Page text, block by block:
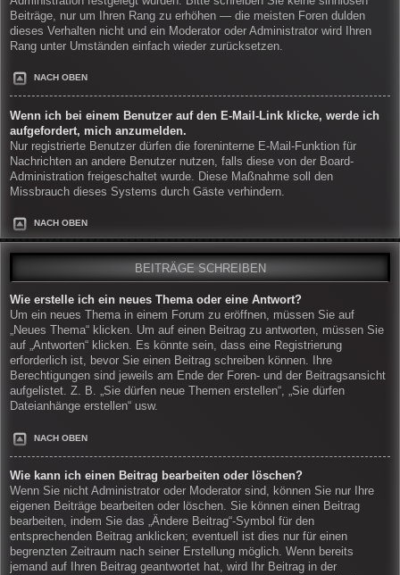
Beiträge, nur um Ihren Rang zu erhöhen — die meisten Foren dulden
dieses Verhalten nicht und ein Moderator oder Administrator wird Ihren
Rang unter Umständen einfach wieder zurücksetzen.
NACH OBEN
Wenn ich bei einem Benutzer auf den E-Mail-Link klicke, werde ich
aufgefordert, mich anzumelden.
Nur registrierte Benutzer dürfen die foreninterne E-Mail-Funktion für
Nachrichten an andere Benutzer nutzen, falls diese von der Board-
Administration freigeschaltet wurde. Diese Maßnahme soll den
Missbrauch dieses Systems durch Gäste verhindern.
NACH OBEN
BEITRÄGE SCHREIBEN
Wie erstelle ich ein neues Thema oder eine Antwort?
Um ein neues Thema in einem Forum zu eröffnen, müssen Sie auf
„Neues Thema“ klicken. Um auf einen Beitrag zu antworten, müssen Sie
auf „Antworten“ klicken. Es könnte sein, dass eine Registrierung
erforderlich ist, bevor Sie einen Beitrag schreiben können. Ihre
Berechtigungen sind jeweils am Ende der Foren- und der Beitragsansicht
aufgelistet. Z. B. „Sie dürfen neue Themen erstellen“, „Sie dürfen
Dateianhänge erstellen“ usw.
NACH OBEN
Wie kann ich einen Beitrag bearbeiten oder löschen?
Wenn Sie nicht Administrator oder Moderator sind, können Sie nur Ihre
eigenen Beiträge bearbeiten oder löschen. Sie können einen Beitrag
bearbeiten, indem Sie das „Ändere Beitrag“-Symbol für den
entsprechenden Beitrag anklicken; eventuell ist dies nur für einen
begrenzten Zeitraum nach seiner Erstellung möglich. Wenn bereits
jemand auf Ihren Beitrag geantwortet hat, wird Ihr Beitrag in der